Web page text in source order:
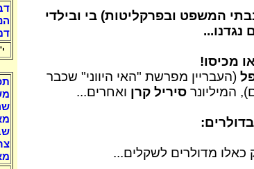
המשפט ובפרקליטות) בי ובילדי
מכיסו!
(העבריין מפרשת "האי היווני" שכבר
המיליונר סיריל קרן ואחרים...
כאלו מדולרים לשקלים...